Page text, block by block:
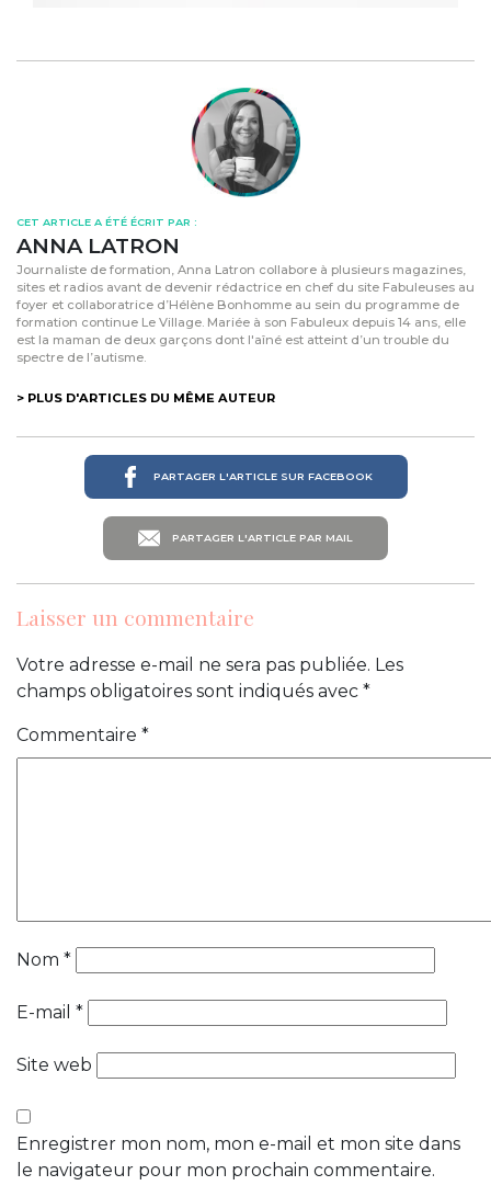
CET ARTICLE A ÉTÉ ÉCRIT PAR :
ANNA LATRON
Journaliste de formation, Anna Latron collabore à plusieurs magazines,
sites et radios avant de devenir rédactrice en chef du site Fabuleuses au
foyer et collaboratrice d’Hélène Bonhomme au sein du programme de
formation continue Le Village. Mariée à son Fabuleux depuis 14 ans, elle
est la maman de deux garçons dont l'aîné est atteint d’un trouble du
spectre de l’autisme.
> PLUS D'ARTICLES DU MÊME AUTEUR
PARTAGER L'ARTICLE SUR FACEBOOK
PARTAGER L'ARTICLE PAR MAIL
Laisser un commentaire
Votre adresse e-mail ne sera pas publiée. Les
champs obligatoires sont indiqués avec *
Commentaire *
Nom *
E-mail *
Site web
Enregistrer mon nom, mon e-mail et mon site dans
le navigateur pour mon prochain commentaire.